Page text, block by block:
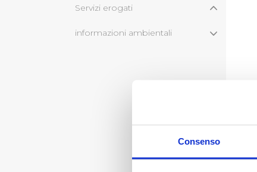
Consenso
Servizi erogati
informazioni ambientali